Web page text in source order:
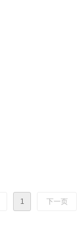
1 下一页